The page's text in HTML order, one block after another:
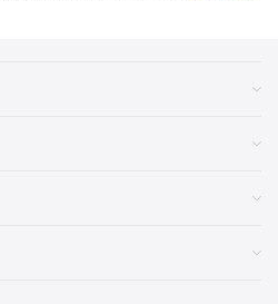
quarto grau, e podem
de
para encontrar os